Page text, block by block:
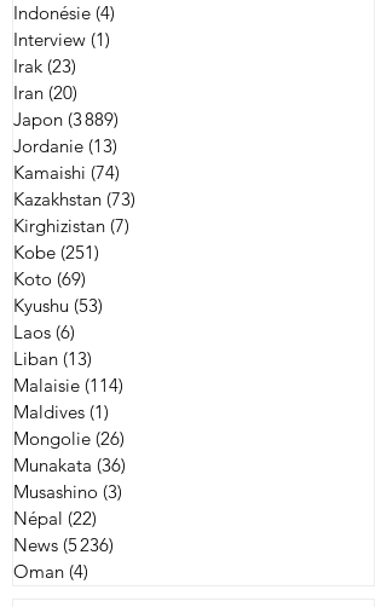
Indonésie (4)
Interview (1)
Irak (23)
Iran (20)
Japon (3 889)
Jordanie (13)
Kamaishi (74)
Kazakhstan (73)
Kirghizistan (7)
Kobe (251)
Koto (69)
Kyushu (53)
Laos (6)
Liban (13)
Malaisie (114)
Maldives (1)
Mongolie (26)
Munakata (36)
Musashino (3)
Népal (22)
News (5 236)
Oman (4)